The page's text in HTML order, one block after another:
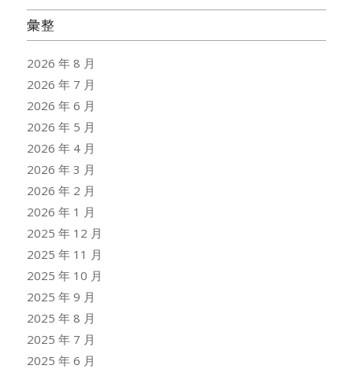
彙整
2026 年 8 月
2026 年 7 月
2026 年 6 月
2026 年 5 月
2026 年 4 月
2026 年 3 月
2026 年 2 月
2026 年 1 月
2025 年 12 月
2025 年 11 月
2025 年 10 月
2025 年 9 月
2025 年 8 月
2025 年 7 月
2025 年 6 月